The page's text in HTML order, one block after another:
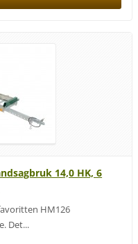
14,0 HK, 6
HM126
Det...